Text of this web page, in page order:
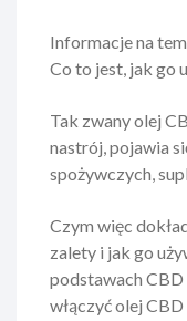
Informacje na
Co to jest, jak go
Tak zwany olej
nastrój, pojawia
spożywczych,
Czym więc
zalety i jak go
podstawach CBD
włączyć olej